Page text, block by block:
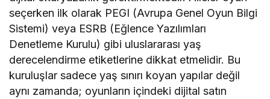
seçerken ilk olarak PEGI (Avrupa Genel Oyun Bilgi
Sistemi) veya ESRB (Eğlence Yazılımları
Denetleme Kurulu) gibi uluslararası yaş
derecelendirme etiketlerine dikkat etmelidir. Bu
kuruluşlar sadece yaş sınırı koyan yapılar değil
aynı zamanda; oyunların içindeki dijital satın